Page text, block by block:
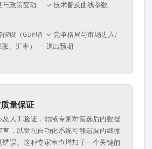
政策变动
✓ 技术普及曲线参数
设（GDP增
、汇率）
✓ 竞争格局与市场进入/
退出预期
量保证
及人工验证，领域专家对筛选后的数据
查，以发现自动化系统可能遗漏的细微
错误。这种专家审查增加了一个关键的